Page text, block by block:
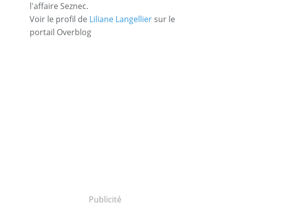
l'affaire Seznec.
Voir le profil de Liliane Langellier sur le
portail Overblog
Publicité